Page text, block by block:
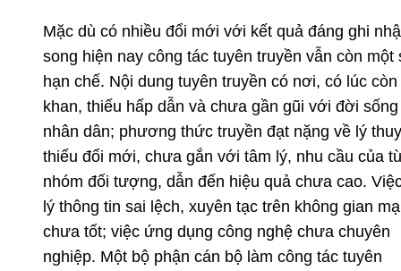
Mặc dù có nhiều đổi mới với kết quả đáng ghi
song hiện nay công tác tuyên truyền vẫn còn một
hạn chế. Nội dung tuyên truyền có nơi, có lúc còn
khan, thiếu hấp dẫn và chưa gần gũi với đời sống
nhân dân; phương thức truyền đạt nặng về lý
thiếu đổi mới, chưa gắn với tâm lý, nhu cầu của
nhóm đối tượng, dẫn đến hiệu quả chưa cao.
lý thông tin sai lệch, xuyên tạc trên không gian
chưa tốt; việc ứng dụng công nghệ chưa chuyên
nghiệp. Một bộ phận cán bộ làm công tác tuyên